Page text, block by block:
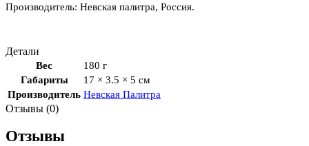
Производитель: Невская палитра, Россия.
Детали
Вес
180 г
Габариты
17 × 3.5 × 5 см
Производитель Невская Палитра
Отзывы (0)
Отзывы